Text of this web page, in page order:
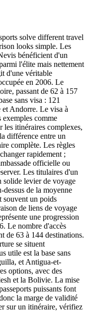
solve different travel
looks simple. Les
bénéficient d'un
l'élite mais nettement
d'une véritable
en 2006. Le
passant de 62 à 157
sans visa : 121
Andorre. Le visa à
exemples comme
itinéraires complexes,
différence entre un
complète. Les règles
rapidement ;
officielle ou
Les titulaires d'un
solide levier de voyage
dessus de la moyenne
souvent un poids
de liens de voyage
une progression
Le nombre d'accès
de 63 à 144 destinations.
se situent
utile est la base sans
et Antigua-et-
options, avec des
et la Bolivie. La mise
puissants font
la marge de validité
sur un itinéraire, vérifiez